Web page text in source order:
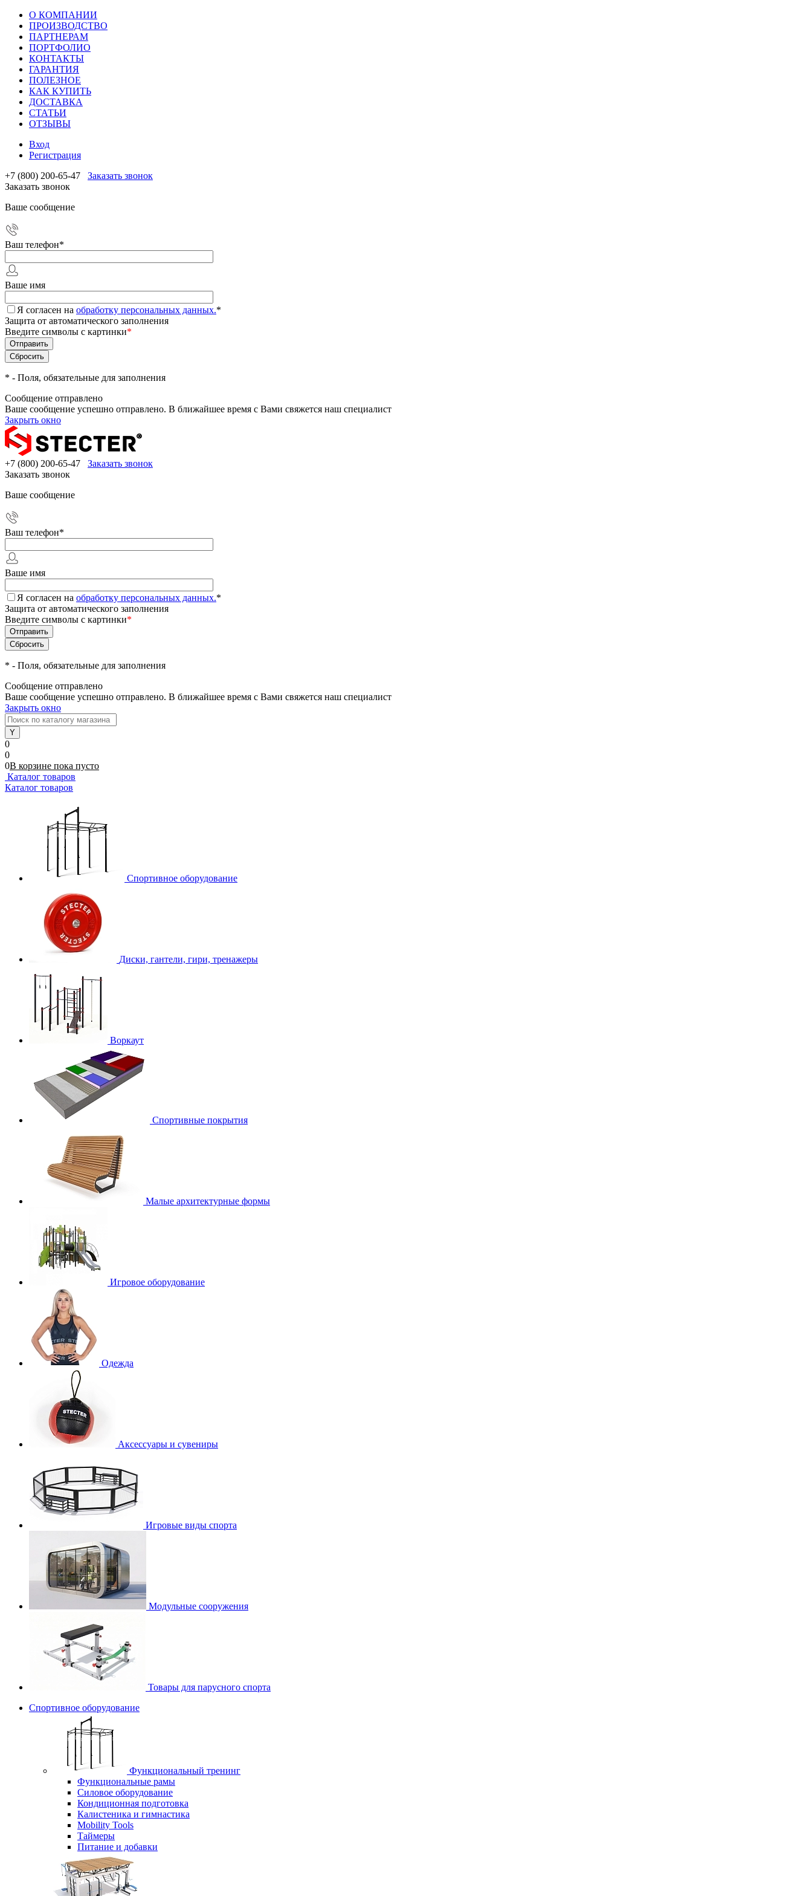
О КОМПАНИИ
ПРОИЗВОДСТВО
ПАРТНЕРАМ
ПОРТФОЛИО
КОНТАКТЫ
ГАРАНТИЯ
ПОЛЕЗНОЕ
КАК КУПИТЬ
ДОСТАВКА
СТАТЬИ
ОТЗЫВЫ
Вход
Регистрация
+7 (800) 200-65-47
Заказать звонок
Заказать звонок
Ваше сообщение
Ваш телефон*
Ваше имя
Я согласен на обработку персональных данных.*
Защита от автоматического заполнения
Введите символы с картинки*
* - Поля, обязательные для заполнения
Сообщение отправлено
Ваше сообщение успешно отправлено. В ближайшее время с Вами свяжется наш специалист
Закрыть окно
+7 (800) 200-65-47
Заказать звонок
Заказать звонок
Ваше сообщение
Ваш телефон*
Ваше имя
Я согласен на обработку персональных данных.*
Защита от автоматического заполнения
Введите символы с картинки*
* - Поля, обязательные для заполнения
Сообщение отправлено
Ваше сообщение успешно отправлено. В ближайшее время с Вами свяжется наш специалист
Закрыть окно
0
0
0В корзине пока пусто
Каталог товаров
Каталог товаров
Спортивное оборудование
Диски, гантели, гири, тренажеры
Воркаут
Спортивные покрытия
Малые архитектурные формы
Игровое оборудование
Одежда
Аксессуары и сувениры
Игровые виды спорта
Модульные сооружения
Товары для парусного спорта
Спортивное оборудование
Функциональный тренинг
Функциональные рамы
Силовое оборудование
Кондиционная подготовка
Калистеника и гимнастика
Mobility Tools
Таймеры
Питание и добавки